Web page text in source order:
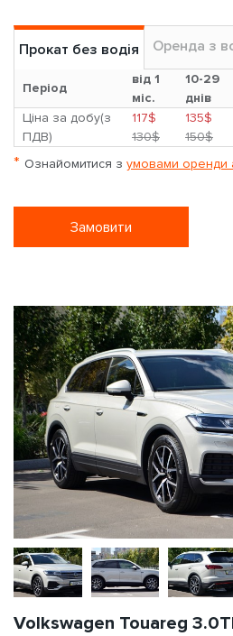
Прокат без водія Оренда з
Період
від 1
міс.
10-29
днів
Ціна за добу(з
ПДВ)
117$
130$
135$
150$
* Ознайомитися з умовами оренди
Замовити
Volkswagen Touareg